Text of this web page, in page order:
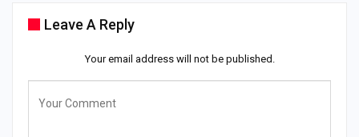
Leave A Reply
Your email address will not be published.